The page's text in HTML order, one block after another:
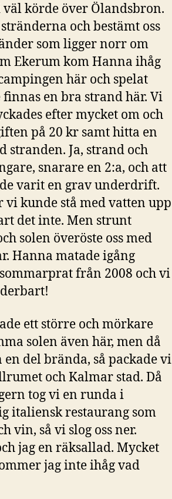
körde över Ölandsbron.
och bestämt oss
som ligger norr om
Ekerum kom Hanna ihåg
här och spelat
finnas en bra strand här. Vi
efter mycket om och
på 20 kr samt hitta en
stranden. Ja, strand och
snarare en 2:a, och att
varit en grav underdrift.
kunde stå med vatten upp
det inte. Men strunt
solen överöste oss med
Hanna matade igång
från 2008 och vi
ett större och mörkare
solen även här, men då
del brända, så packade vi
och Kalmar stad. Då
tog vi en runda i
italiensk restaurang som
vin, så vi slog oss ner.
jag en räksallad. Mycket
jag inte ihåg vad